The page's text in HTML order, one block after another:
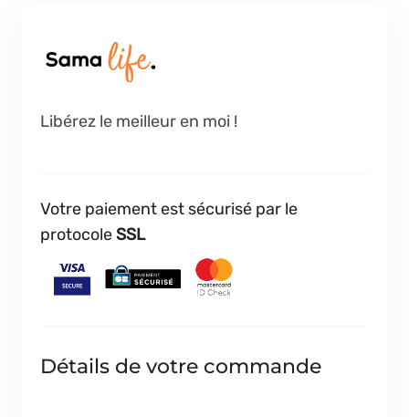
Libérez le meilleur en moi !
Votre paiement est sécurisé par le
protocoleSSL
Détails de votre commande